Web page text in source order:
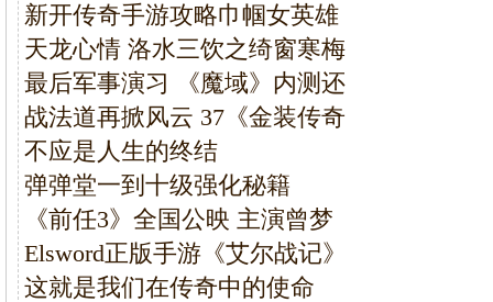
新开传奇手游攻略巾帼女英雄
天龙心情 洛水三饮之绮窗寒梅
最后军事演习 《魔域》内测还
战法道再掀风云 37《金装传奇
不应是人生的终结
弹弹堂一到十级强化秘籍
《前任3》全国公映 主演曾梦
Elsword正版手游《艾尔战记》
这就是我们在传奇中的使命